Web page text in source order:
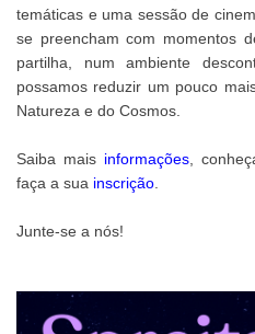
temáticas e uma sessão de
se preencham com momentos
partilha, num ambiente
possamos reduzir um pouco
Natureza e do Cosmos.
Saiba mais informações,
faça a sua inscrição
Junte-se a nós!